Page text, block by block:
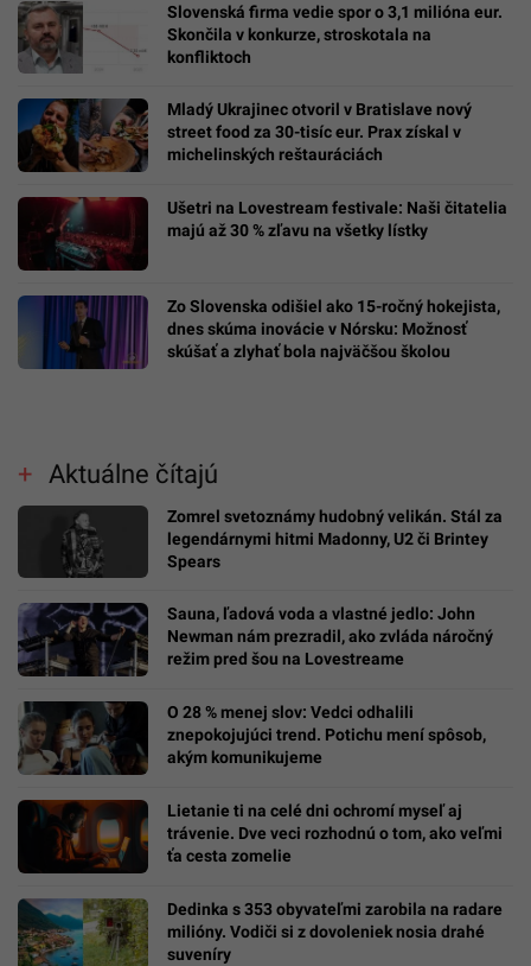
Slovenská firma vedie spor o 3,1 milióna eur.
Skončila v konkurze, stroskotala na
konfliktoch
Mladý Ukrajinec otvoril v Bratislave nový
street food za 30-tisíc eur. Prax získal v
michelinských reštauráciách
Ušetri na Lovestream festivale: Naši čitatelia
majú až 30 % zľavu na všetky lístky
Zo Slovenska odišiel ako 15-ročný hokejista,
dnes skúma inovácie v Nórsku: Možnosť
skúšať a zlyhať bola najväčšou školou
Aktuálne čítajú
Zomrel svetoznámy hudobný velikán. Stál za
legendárnymi hitmi Madonny, U2 či Brintey
Spears
Sauna, ľadová voda a vlastné jedlo: John
Newman nám prezradil, ako zvláda náročný
režim pred šou na Lovestreame
O 28 % menej slov: Vedci odhalili
znepokojujúci trend. Potichu mení spôsob,
akým komunikujeme
Lietanie ti na celé dni ochromí myseľ aj
trávenie. Dve veci rozhodnú o tom, ako veľmi
ťa cesta zomelie
Dedinka s 353 obyvateľmi zarobila na radare
milióny. Vodiči si z dovoleniek nosia drahé
suveníry